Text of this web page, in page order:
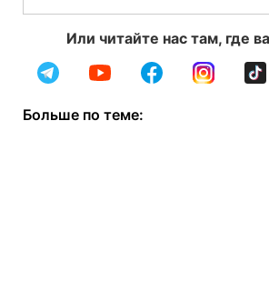
Или читайте нас там, где
Больше по теме: